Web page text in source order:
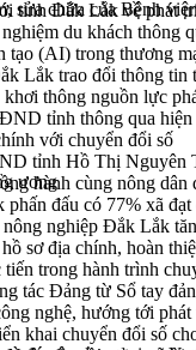
tỉnh Đắk Lắk về phát
du khách thông
tạo (AI) trong thương
Lắk trao đổi thông
thông nguồn lực
tỉnh thông qua hiện
với chuyển đổi số
tỉnh Hồ Thị Nguyên
hành cùng nông dân
đấu có 77% xã
nghiệp Đắk Lắk
sơ địa chính, hoàn
trong hành trình
tác Đảng từ Sổ tay
nghệ, hướng tới
khai chuyển đổi số
sửa chữa của Bệnh
ương